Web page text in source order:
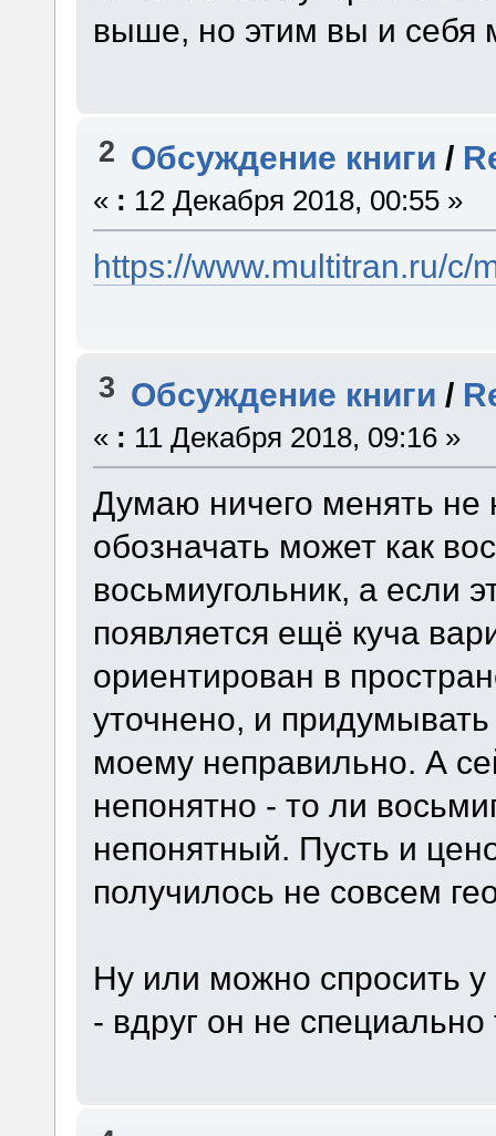
выше, но этим вы и себя
2 Обсуждение книги /
« : 12 Декабря 2018, 00:55 »
https://www.multitran.ru/c/
3 Обсуждение книги /
« : 11 Декабря 2018, 09:16 »
Думаю ничего менять не
обозначать может как
восьмиугольник, а если
появляется ещё куча
ориентирован в
уточнено, и
моему неправильно. А
непонятно - то ли
непонятный. Пусть и
получилось не совсем
Ну или можно спросить у
- вдруг он не специально